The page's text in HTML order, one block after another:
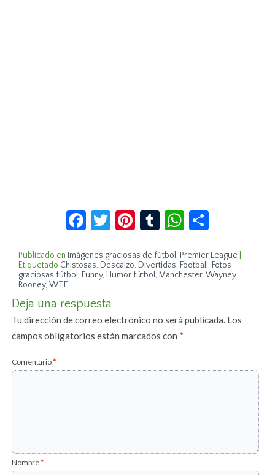
Facebook
Twitter
Pinterest
TumblrWhatsApp
Publicado en Imágenes graciosas de fútbol , Premier League
Etiquetado Chistosas, Descalzo, Divertidas, Football , Fotos
graciosas fútbol , Funny, Humor fútbol , Manchester,Wayney
Rooney,WTF
Deja una respuesta
Tu dirección de correo electrónico no será publicada. Los
campos obligatorios están marcados con*
Comentario*
Nombre*